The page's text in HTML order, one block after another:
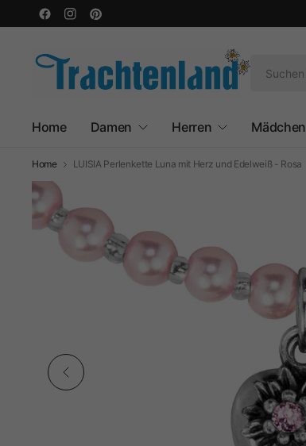
Home Damen Herren Mädchen
Home LUISIA Perlenkette Luna mit Herz und Edelweiß - Rosa